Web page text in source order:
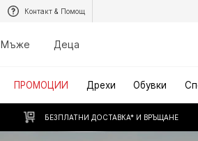
Контакт & Помощ
Мъже Деца
ПРОМОЦИИ Дрехи Обувки
БЕЗПЛАТНИ ДОСТАВКА* И ВРЪЩАНЕ